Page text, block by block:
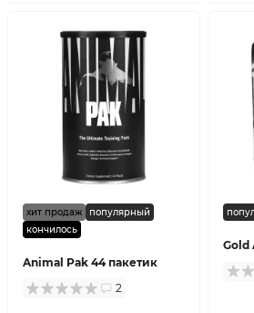
хит продаж
популярный
кончилось
Animal Pak 44 пакетик
2
Gold